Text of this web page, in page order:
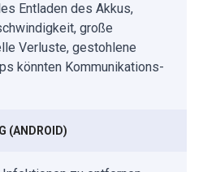
Entladen des Akkus,
große
Verluste, gestohlene
könnten Kommunikations-
(ANDROID)